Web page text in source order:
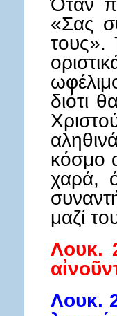
«Σας
διότι
κόσμο
χαρά,
μαζί
Λουκ.
Λουκ.